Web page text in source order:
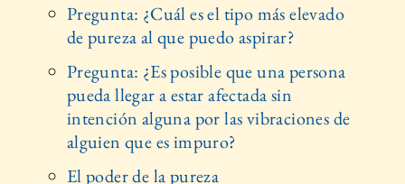
Pregunta: ¿Cuál es el tipo más elevado
de pureza al que puedo aspirar?
Pregunta: ¿Es posible que una persona
pueda llegar a estar afectada sin
intención alguna por las vibraciones de
alguien que es impuro?
El poder de la pureza